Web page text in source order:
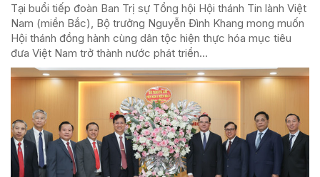
Tại buổi tiếp đoàn Ban Trị sự Tổng hội Hội thánh Tin lành Việt
Nam (miền Bắc), Bộ trưởng Nguyễn Đình Khang mong muốn
Hội thánh đồng hành cùng dân tộc hiện thực hóa mục tiêu
đưa Việt Nam trở thành nước phát triển...